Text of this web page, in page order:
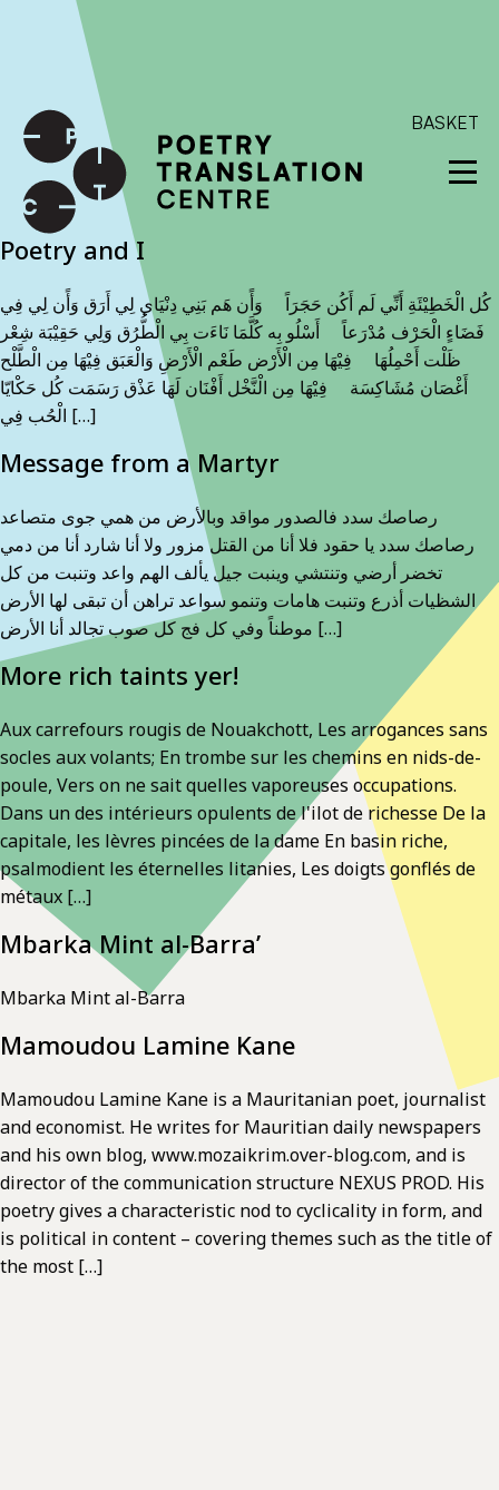
International shipping available - enter your address at
checkout to calculate the rate
SKIP TO CONTENT
BASKET
Poetry and I
كُل الْخَطِيْئَةِ أَنِّي لَم أَكُن حَجَرَاً وَأًن هَم بَنِي دِنْيَاي لِي أَرَق وَأًن لِي فِي
فَضَاءٍ الْحَرْف مُدْرَعاً أَسْلُو بِه كُلَّمَا نَاءَت بِي الْطُّرُق وَلِي حَقِيْبَة شِعْر
ظَلْت أَحْمِلُهَا فِيْهَا مِن الْأَرْض طَعْم الْأَرْضِ وَالْعَبَق فِيْهَا مِن الْطَّلْح
أَغْصَان مُشَاكِسَة فِيْهَا مِن الْنَّخْل أَفْنَان لَهَا عَذْق رَسَمَت كُل حَكْايّا
الْحُب فِي […]
Message from a Martyr
رصاصك سدد فالصدور مواقد وبالأرض من همي جوى متصاعد
رصاصك سدد يا حقود فلا أنا من القتل مزور ولا أنا شارد أنا من دمي
تخضر أرضي وتنتشي وينبت جيل يألف الهم واعد وتنبت من كل
الشظيات أذرع وتنبت هامات وتنمو سواعد تراهن أن تبقى لها الأرض
موطناً وفي كل فج كل صوب تجالد أنا الأرض […]
More rich taints yer!
Aux carrefours rougis de Nouakchott, Les arrogances sans
socles aux volants; En trombe sur les chemins en nids-de-
poule, Vers on ne sait quelles vaporeuses occupations.
Dans un des intérieurs opulents de l'ilot de richesse De la
capitale, les lèvres pincées de la dame En basin riche,
psalmodient les éternelles litanies, Les doigts gonflés de
métaux […]
Mbarka Mint al-Barra’
Mbarka Mint al-Barra
Mamoudou Lamine Kane
Mamoudou Lamine Kane is a Mauritanian poet, journalist
and economist. He writes for Mauritian daily newspapers
and his own blog, www.mozaikrim.over-blog.com, and is
director of the communication structure NEXUS PROD. His
poetry gives a characteristic nod to cyclicality in form, and
is political in content – covering themes such as the title of
the most […]